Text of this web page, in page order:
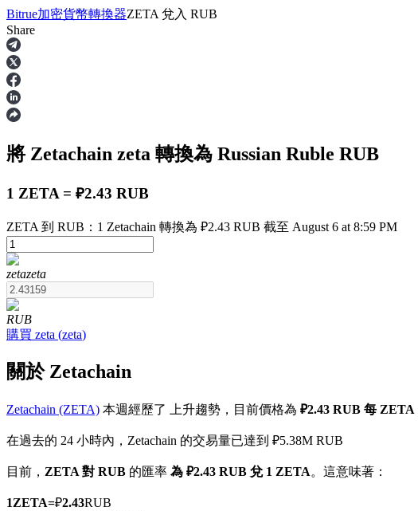
合約
USDT永續
多種以USDT結算的永續合約
幣本位永續
以數字貨幣為保證金的永續合約
Bitrue加密貨幣轉換器ZETA 兌入 RUB
Share
將 Zetachain zeta 轉換為 Russian Ruble RUB
1 ZETA = ₽2.43 RUB
ZETA 到 RUB：1 Zetachain 轉換為 ₽2.43 RUB 截至 August 6 at 8:59 PM
zetazeta
RUB
購買 zeta (zeta)
關於 Zetachain
Zetachain (ZETA) 本週經歷了 上升趨勢，目前價格為 ₽2.43 RUB 每 ZETA
在過去的 24 小時內，Zetachain 的交易量已達到 ₽5.38M RUB
目前， ZETA 對 RUB 的匯率 為 ₽2.43 RUB 兌 1 ZETA。這意味著：
1ZETA=₽2.43RUB